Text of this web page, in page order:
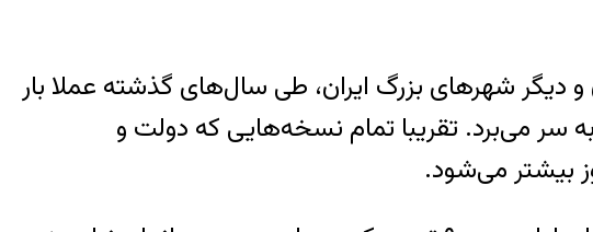
و دیگر شهرهای بزرگ ایران، طی سال‌های گذشته عملا بار
این بازار در رکود مطلق به سر می‌برد. تقریبا تمام نسخه‌هایی که دولت و
بیشتر می‌شود.